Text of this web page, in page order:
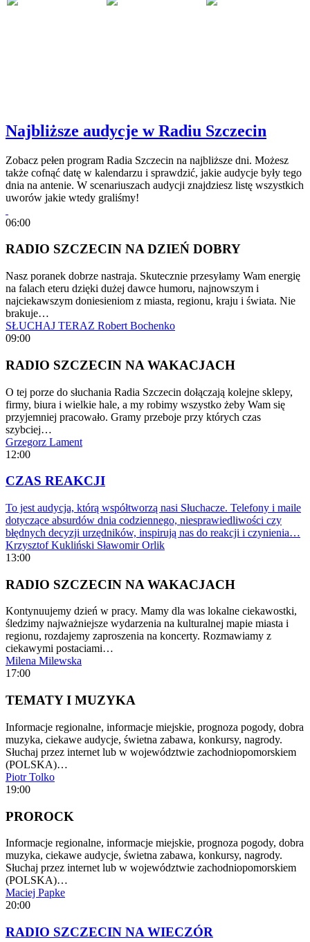
Najbliższe audycje w Radiu Szczecin
Zobacz pełen program Radia Szczecin na najbliższe dni. Możesz
także cofnąć datę w kalendarzu i sprawdzić, jakie audycje były tego
dnia na antenie. W scenariuszach audycji znajdziesz listę wszystkich
uworów jakie wtedy graliśmy!
06:00
RADIO SZCZECIN NA DZIEŃ DOBRY
Nasz poranek dobrze nastraja. Skutecznie przesyłamy Wam energię
na falach eteru dzięki dużej dawce humoru, najnowszym i
najciekawszym doniesieniom z miasta, regionu, kraju i świata. Nie
brakuje…
SŁUCHAJ TERAZ Robert Bochenko
09:00
RADIO SZCZECIN NA WAKACJACH
O tej porze do słuchania Radia Szczecin dołączają kolejne sklepy,
firmy, biura i wielkie hale, a my robimy wszystko żeby Wam się
przyjemniej pracowało. Gramy przeboje przy których czas
szybciej…
Grzegorz Lament
12:00
CZAS REAKCJI
To jest audycja, którą współtworzą nasi Słuchacze. Telefony i maile
dotyczące absurdów dnia codziennego, niesprawiedliwości czy
błędnych decyzji urzędników, inspirują nas do reakcji i czynienia…
Krzysztof Kukliński Sławomir Orlik
13:00
RADIO SZCZECIN NA WAKACJACH
Kontynuujemy dzień w pracy. Mamy dla was lokalne ciekawostki,
śledzimy najważniejsze wydarzenia na kulturalnej mapie miasta i
regionu, rozdajemy zaproszenia na koncerty. Rozmawiamy z
ciekawymi postaciami…
Milena Milewska
17:00
TEMATY I MUZYKA
Informacje regionalne, informacje miejskie, prognoza pogody, dobra
muzyka, ciekawe audycje, świetna zabawa, konkursy, nagrody.
Słuchaj przez internet lub w województwie zachodniopomorskiem
(POLSKA)…
Piotr Tolko
19:00
PROROCK
Informacje regionalne, informacje miejskie, prognoza pogody, dobra
muzyka, ciekawe audycje, świetna zabawa, konkursy, nagrody.
Słuchaj przez internet lub w województwie zachodniopomorskiem
(POLSKA)…
Maciej Papke
20:00
RADIO SZCZECIN NA WIECZÓR